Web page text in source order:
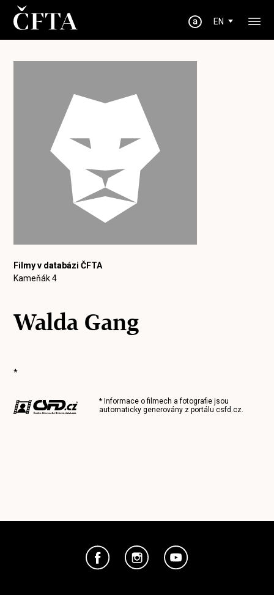
EN
Filmy v databázi ČFTA
Kameňák 4
Walda Gang
*
* Informace o filmech a fotografie jsou
automaticky generovány z portálucsfd.cz.